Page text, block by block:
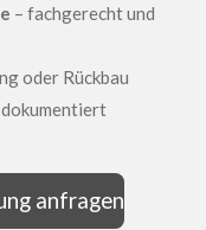
– fachgerecht und
oder Rückbau
dokumentiert
anfragen